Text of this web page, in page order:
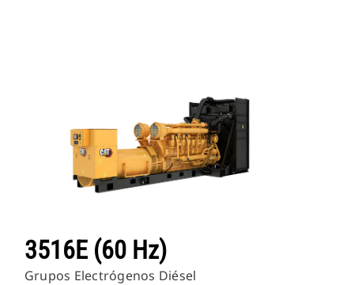
3516E (60 Hz)
Grupos Electrógenos Diésel